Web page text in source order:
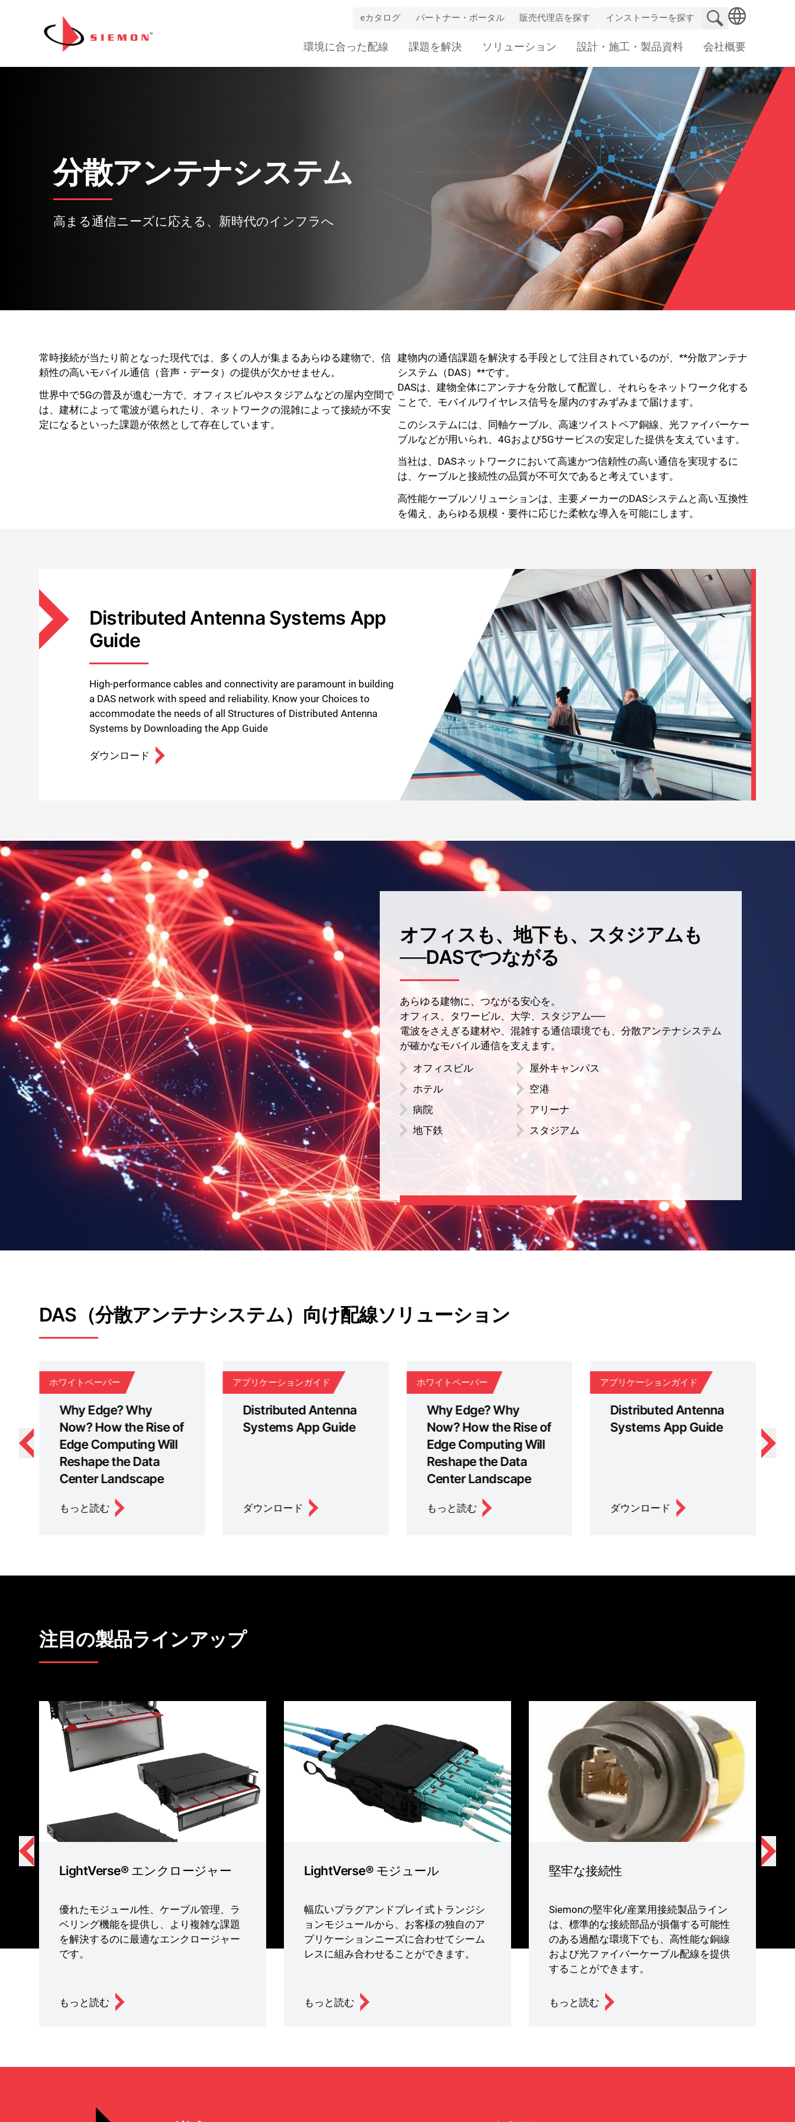
eカタログ パートナー・ポータル 販売代理店を探す インストーラーを探す
検索サイト
Navigation
環境に合った配線 課題を解決 ソリューション 設計・施工・製品資料 会社概要
分散アンテナシステム
高まる通信ニーズに応える、新時代のインフラへ
常時接続が当たり前となった現代では、多くの人が集まるあらゆる建物で、信
頼性の高いモバイル通信（音声・データ）の提供が欠かせません。
世界中で5Gの普及が進む一方で、オフィスビルやスタジアムなどの屋内空間で
は、建材によって電波が遮られたり、ネットワークの混雑によって接続が不安
定になるといった課題が依然として存在しています。
建物内の通信課題を解決する手段として注目されているのが、**分散アンテナ
システム（DAS）**です。
DASは、建物全体にアンテナを分散して配置し、それらをネットワーク化する
ことで、モバイルワイヤレス信号を屋内のすみずみまで届けます。
このシステムには、同軸ケーブル、高速ツイストペア銅線、光ファイバーケー
ブルなどが用いられ、4Gおよび5Gサービスの安定した提供を支えています。
当社は、DASネットワークにおいて高速かつ信頼性の高い通信を実現するに
は、ケーブルと接続性の品質が不可欠であると考えています。
高性能ケーブルソリューションは、主要メーカーのDASシステムと高い互換性
を備え、あらゆる規模・要件に応じた柔軟な導入を可能にします。
Distributed Antenna Systems App
Guide
High-performance cables and connectivity are paramount in building
a DAS network with speed and reliability. Know your Choices to
accommodate the needs of all Structures of Distributed Antenna
Systems by Downloading the App Guide
ダウンロード
オフィスも、地下も、スタジアムも
──DASでつながる
あらゆる建物に、つながる安心を。
オフィス、タワービル、大学、スタジアム──
電波をさえぎる建材や、混雑する通信環境でも、分散アンテナシステム
が確かなモバイル通信を支えます。
オフィスビル
ホテル
病院
地下鉄
屋外キャンパス
空港
アリーナ
スタジアム
DAS（分散アンテナシステム）向け配線ソリューション
ホワイトペーパー
Why Edge? Why
Now? How the Rise of
Edge Computing Will
Reshape the Data
Center Landscape
もっと読む
アプリケーションガイド
Distributed Antenna
Systems App Guide
ダウンロード
ホワイトペーパー
Why Edge? Why
Now? How the Rise of
Edge Computing Will
Reshape the Data
Center Landscape
もっと読む
アプリケーションガイド
Distributed Antenna
Systems App Guide
ダウンロード
注目の製品ラインアップ
LightVerse® エンクロージャー
優れたモジュール性、ケーブル管理、ラ
ベリング機能を提供し、より複雑な課題
を解決するのに最適なエンクロージャー
です。
もっと読む
LightVerse® モジュール
幅広いプラグアンドプレイ式トランジシ
ョンモジュールから、お客様の独自のア
プリケーションニーズに合わせてシーム
レスに組み合わせることができます。
もっと読む
堅牢な接続性
Siemonの堅牢化/産業用接続製品ライン
は、標準的な接続部品が損傷する可能性
のある過酷な環境下でも、高性能な銅線
および光ファイバーケーブル配線を提供
することができます。
もっと読む